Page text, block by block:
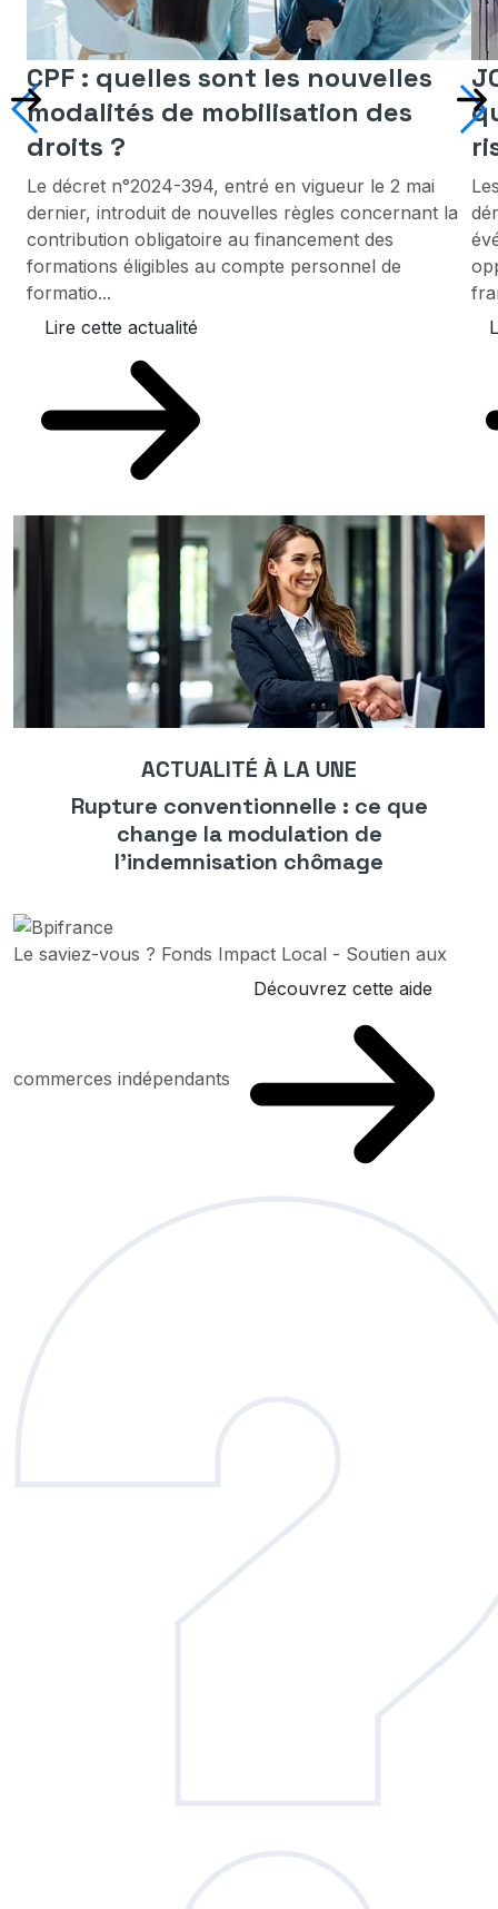
CPF : quelles sont les nouvelles
modalités de mobilisation des
droits ?
Le décret n°2024-394, entré en vigueur le 2 mai
dernier, introduit de nouvelles règles concernant la
contribution obligatoire au financement des
formations éligibles au compte personnel de
formatio...
Lire cette actualité
ACTUALITÉ À LA UNE
Rupture conventionnelle : ce que
change la modulation de
l’indemnisation chômage
Le saviez-vous ? Fonds Impact Local - Soutien aux
commerces indépendants
Découvrez cette aide